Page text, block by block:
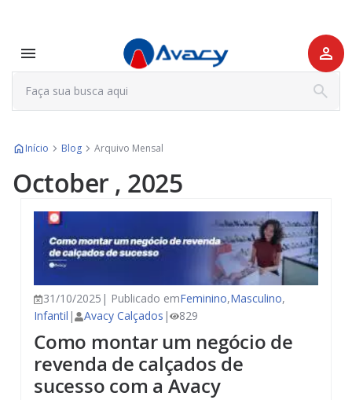
Início Blog Arquivo Mensal
October , 2025
31/10/2025| Publicado emFeminino,Masculino,
Infantil | Avacy Calçados | 829
Como montar um negócio de
revenda de calçados de
sucesso com a Avacy